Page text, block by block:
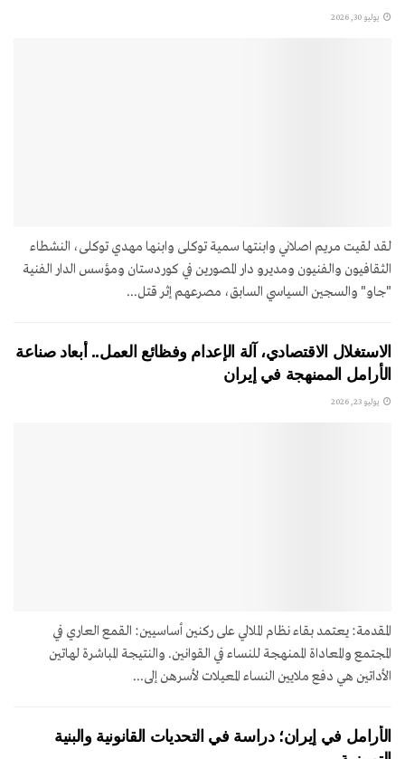
يوليو 30, 2026
لقد لقيت مريم اصلاني وابنتها سمية توکلی وابنها مهدي توکلی، النشطاء
الثقافيون والفنيون ومديرو دار المصورين في كوردستان ومؤسس الدار الفنية
"جاو" والسجين السياسي السابق، مصرعهم إثر قتل...
الاستغلال الاقتصادي، آلة الإعدام وفظائع العمل.. أبعاد صناعة
الأرامل الممنهجة في إيران
يوليو 23, 2026
المقدمة: يعتمد بقاء نظام الملالي على ركنين أساسيين: القمع العاري في
المجتمع والمعاداة الممنهجة للنساء في القوانين. والنتيجة المباشرة لهاتين
الأداتين هي دفع ملايين النساء المعيلات لأسرهن إلى...
الأرامل في إيران؛ دراسة في التحديات القانونية والبنية